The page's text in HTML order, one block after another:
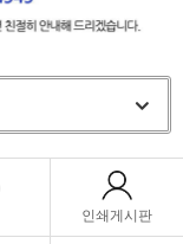
인쇄게시판